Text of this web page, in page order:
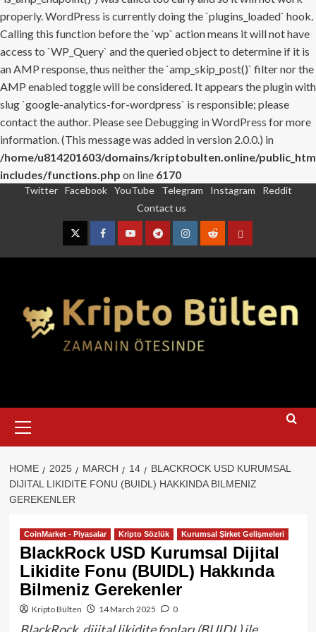
properly. WordPress is currently doing the `plugins_loaded` hook.
Calling this function before the `wp` action means it will not have
access to `WP_Query` and the queried object to determine if it is
an AMP response, thus neither the `amp_skip_post()` filter nor the
AMP enabled toggle will be considered. It appears the plugin with
slug `google-analytics-for-wordpress` is responsible; please
contact the author. Please see Debugging in WordPress for more
information. (This message was added in version 2.0.0.) in
/home/u814201603/domains/kriptobulten.online/
includes/functions.php on line 6170
Twitter Facebook YouTube Telegram Instagram
Reddit
Contact us
TwitterFacebookYouTubeTelegramInstagram
RedditContact
Menu
HOME 2025 MARCH 14
BLACKROCK USD KURUMSAL
DIJITAL LIKIDITE FONU (BUIDL) HAKKINDA BILMENIZ
GEREKENLER
CoinMarket - Piyasalar Kripto Sözlük Kurumsal Şirket Gelişmeleri
BlackRock USD Kurumsal Dijital
Likidite Fonu (BUIDL) Hakkında
Bilmeniz Gerekenler
Kripto Bülten 14 March 2025 0